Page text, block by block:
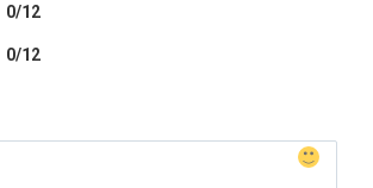
0/12
0/12